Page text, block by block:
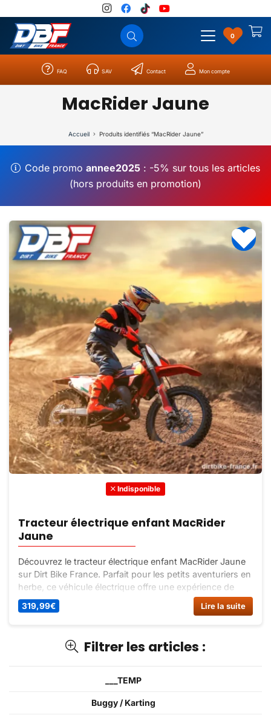
0
FAQ SAV Contact Mon compte
MacRider Jaune
Accueil Produits identifiés “MacRider Jaune”
Code promo annee2025: -5% sur tous les articles
(hors produits en promotion)
Filtrer les articles :
___TEMP
Buggy / Karting
Indisponible
Tracteur électrique enfant MacRider
Jaune
Découvrez le tracteur électrique enfant MacRider Jaune
sur Dirt Bike France. Parfait pour les petits aventuriers en
herbe, ce véhicule électrique offre une expérience de
conduite réaliste et sécurisée. Offrez à votre enfant des
heures de jeu en plein air !
319,99€ Lire la suite
Catégories Résultats